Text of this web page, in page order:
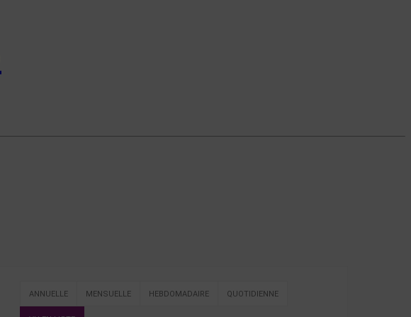
ANNUELLE MENSUELLE HEBDOMADAIRE QUOTIDIENNE